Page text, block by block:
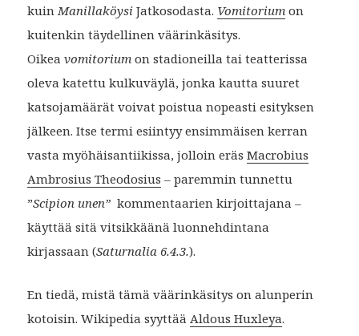
kuinManillaköysi Jatkosodasta. Vomitorium on
kuitenkin täydellinen väärinkäsitys.
Oikeavomitorium on stadioneilla tai teatterissa
oleva katettu kulkuväylä, jonka kautta suuret
katsojamäärät voivat poistua nopeasti esityksen
jälkeen. Itse termi esiintyy ensimmäisen kerran
vasta myöhäisantiikissa, jolloin eräsMacrobius
Ambrosius Theodosius – paremmin tunnettu
”Scipion unen”kommentaarien kirjoittajana –
käyttää sitä vitsikkäänä luonnehdintana
kirjassaan (Saturnalia 6.4.3.).
En tiedä, mistä tämä väärinkäsitys on alunperin
kotoisin. Wikipedia syyttääAldous Huxleya.